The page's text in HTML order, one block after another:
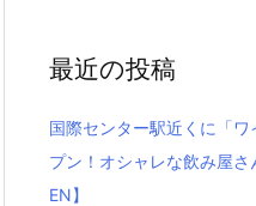
最近の投稿
国際センター駅近くに「
プン！オシャレな飲み屋
EN】